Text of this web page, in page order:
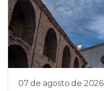
07 de agosto de 2026